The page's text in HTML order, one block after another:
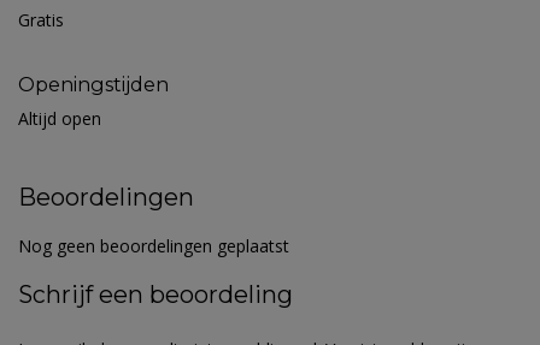
Gratis
Openingstijden
Altijd open
Beoordelingen
Nog geen beoordelingen geplaatst
Schrijf een beoordeling